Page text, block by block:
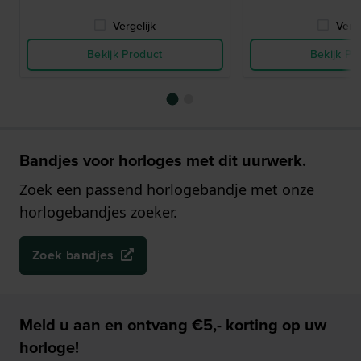
Vergelijk
Bekijk Product
Bekijk
Bandjes voor horloges met dit uurwerk.
Zoek een passend horlogebandje met onze
horlogebandjes zoeker.
Zoek bandjes
Meld u aan en ontvang €5,- korting op uw
horloge!